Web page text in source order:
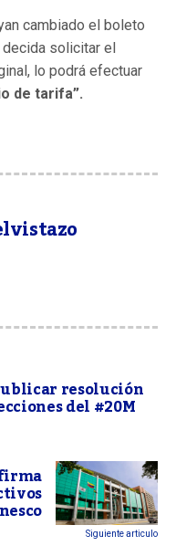
cambiado el boleto
solicitar el
lo podrá efectuar
de tarifa”.
resolución
del #20M
Siguiente articulo